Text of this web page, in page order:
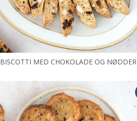
BISCOTTI MED CHOKOLADE OG NØDDER